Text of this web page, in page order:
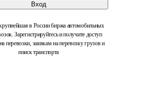
Вход
в России биржа автомобильных
Зарегистрируйтесь и получите доступ
перевозки, заявкам на перевозку грузов и
поиск транспорта